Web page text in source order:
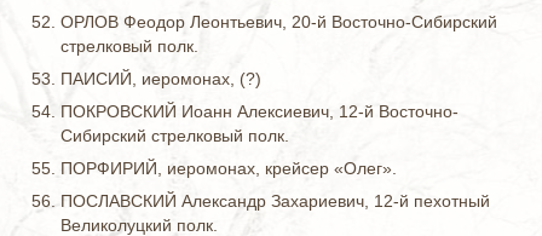
ОРЛОВ Феодор Леонтьевич, 20-й Восточно-Сибирский
стрелковый полк.
ПАИСИЙ, иеромонах, (?)
ПОКРОВСКИЙ Иоанн Алексиевич, 12-й Восточно-
Сибирский стрелковый полк.
ПОРФИРИЙ, иеромонах, крейсер «Олег».
ПОСЛАВСКИЙ Александр Захариевич, 12-й пехотный
Великолуцкий полк.